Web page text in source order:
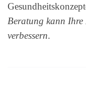
Beratung kann
verbessern.